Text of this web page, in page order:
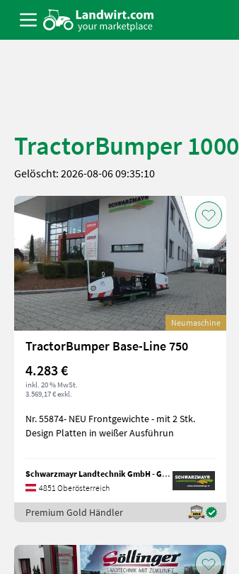
TractorBumper 1000
Gelöscht: 2026-08-06 09:35:10
Neumaschine
TractorBumper Base-Line 750
4.283 €
inkl. 20 % MwSt.
3.569,17 € exkl.
Nr. 55874- NEU Frontgewichte - mit 2 Stk.
Design Platten in weißer Ausführun
Schwarzmayr Landtechnik GmbH - Gampern
4851 Oberösterreich
Premium Gold Händler